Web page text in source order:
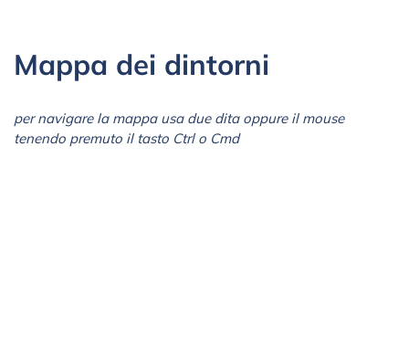
Mappa dei dintorni
per navigare la mappa usa due dita oppure il mouse
tenendo premuto il tasto Ctrl o Cmd